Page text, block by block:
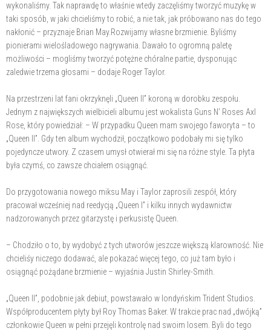
wykonaliśmy. Tak naprawdę to właśnie wtedy zaczęliśmy tworzyć muzykę w
taki sposób, w jaki chcieliśmy to robić, a nie tak, jak próbowano nas do tego
nakłonić – przyznaje Brian May.Rozwijamy własne brzmienie. Byliśmy
pionierami wielośladowego nagrywania. Dawało to ogromną paletę
możliwości – mogliśmy tworzyć potężne chóralne partie, dysponując
zaledwie trzema głosami – dodaje Roger Taylor.
Na przestrzeni lat fani okrzyknęli „Queen II” koroną w dorobku zespołu.
Jednym z największych wielbicieli albumu jest wokalista Guns N’ Roses Axl
Rose, który powiedział: – W przypadku Queen mam swojego faworyta – to
„Queen II”. Gdy ten album wychodził, początkowo podobały mi się tylko
pojedyncze utwory. Z czasem umysł otwierał mi się na różne style. Ta płyta
była czymś, co zawsze chciałem osiągnąć.
Do przygotowania nowego miksu May i Taylor zaprosili zespół, który
pracował wcześniej nad reedycją „Queen I” i kilku innych wydawnictw
nadzorowanych przez gitarzystę i perkusistę Queen.
– Chodziło o to, by wydobyć z tych utworów jeszcze większą klarowność. Nie
chcieliśy niczego dodawać, ale pokazać więcej tego, co już tam było i
osiągnąć pożądane brzmienie – wyjaśnia Justin Shirley-Smith.
„Queen II”, podobnie jak debiut, powstawało w londyńskim Trident Studios.
Współproducentem płyty był Roy Thomas Baker. W trakcie prac nad „dwójką”
członkowie Queen w pełni przejęli kontrolę nad swoim losem. Byli do tego